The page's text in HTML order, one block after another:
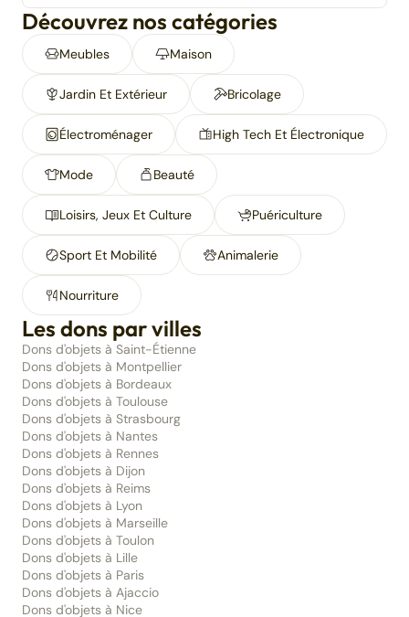
Découvrez nos catégories
Meubles Maison
Jardin Et Extérieur Bricolage
Électroménager High Tech Et Électronique
Mode Beauté
Loisirs, Jeux Et Culture Puériculture
Sport Et Mobilité Animalerie
Nourriture
Les dons par villes
Dons d'objets à Saint-Étienne
Dons d'objets à Montpellier
Dons d'objets à Bordeaux
Dons d'objets à Toulouse
Dons d'objets à Strasbourg
Dons d'objets à Nantes
Dons d'objets à Rennes
Dons d'objets à Dijon
Dons d'objets à Reims
Dons d'objets à Lyon
Dons d'objets à Marseille
Dons d'objets à Toulon
Dons d'objets à Lille
Dons d'objets à Paris
Dons d'objets à Ajaccio
Dons d'objets à Nice